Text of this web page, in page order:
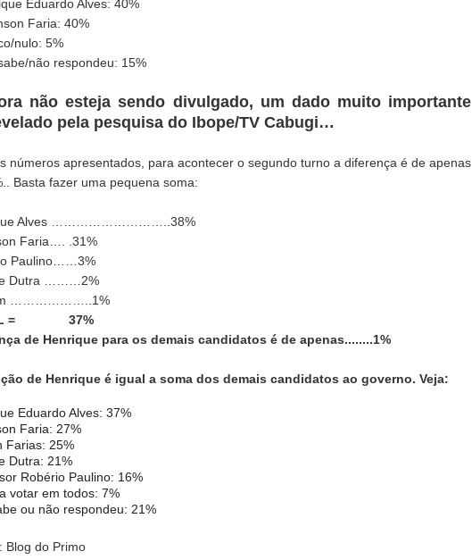
Eduardo Alves: 40%
Faria: 40%
nulo: 5%
não respondeu: 15%
não esteja sendo divulgado, um dado muito importante
pela pesquisa do Ibope/TV Cabugi…
números apresentados, para acontecer o segundo turno a diferença é de apenas
Basta fazer uma pequena soma:
Alves ………………………..38%
Faria…. .31%
Paulino……3%
Dutra ………2%
………………..1%
= 37%
de Henrique para os demais candidatos é de apenas........1%
de Henrique é igual a soma dos demais candidatos ao governo. Veja:
Eduardo Alves: 37%
Faria: 27%
Farias: 25%
Dutra: 21%
Robério Paulino: 16%
votar em todos: 7%
ou não respondeu: 21%
Blog do Primo